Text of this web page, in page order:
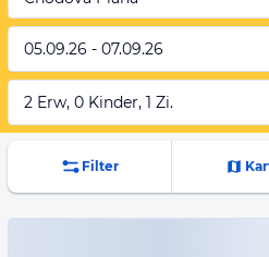
05.09.26 - 07.09.26
2 Erw, 0 Kinder, 1 Zi.
Filter